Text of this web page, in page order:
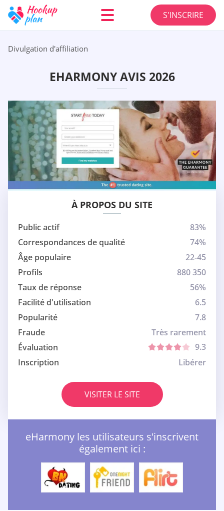
S'INSCRIRE
Divulgation d'affiliation
EHARMONY AVIS 2026
À PROPOS DU SITE
Public actif
83%
Correspondances de qualité
74%
Âge populaire
22-45
Profils
880 350
Taux de réponse
56%
Facilité d'utilisation
6.5
Popularité
7.8
Fraude
Très rarement
Évaluation
9.3
Inscription
Libérer
VISITER LE SITE
eHarmony les utilisateurs s'inscrivent
également ici :